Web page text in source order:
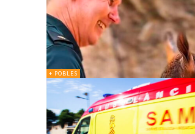
+ POBLES